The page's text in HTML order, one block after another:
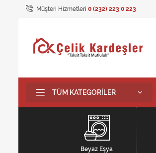
Müşteri Hizmetleri 0 (232) 223 0 223
TÜM KATEGORILER
Beyaz Eşya